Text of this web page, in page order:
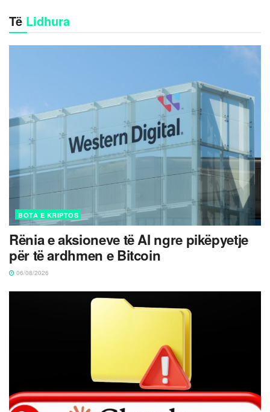
Të Lidhura
BOTA E KRIPTOS
Rënia e aksioneve të AI ngre pikëpyetje
për të ardhmen e Bitcoin
06/08/2026